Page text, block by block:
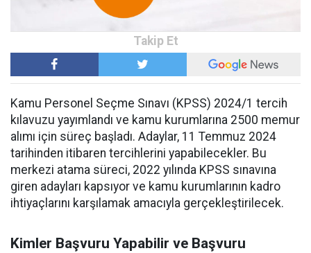
Kamu Personel Seçme Sınavı (KPSS) 2024/1 tercih
kılavuzu yayımlandı ve kamu kurumlarına 2500 memur
alımı için süreç başladı. Adaylar, 11 Temmuz 2024
tarihinden itibaren tercihlerini yapabilecekler. Bu
merkezi atama süreci, 2022 yılında KPSS sınavına
giren adayları kapsıyor ve kamu kurumlarının kadro
ihtiyaçlarını karşılamak amacıyla gerçekleştirilecek.
Kimler Başvuru Yapabilir ve Başvuru